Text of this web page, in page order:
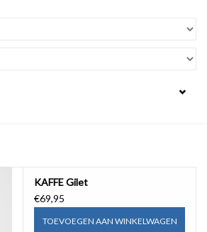
KAFFE Gilet
€69,95
TOEVOEGEN AAN WINKELWAGEN